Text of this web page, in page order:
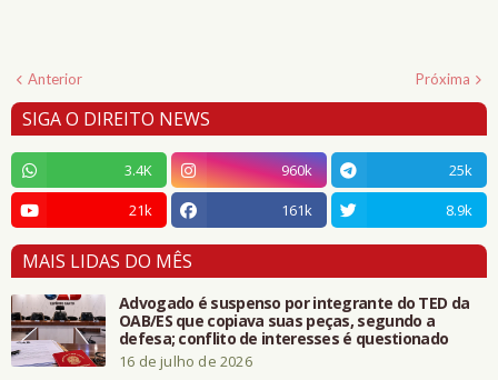
Anterior Próxima
SIGA O DIREITO NEWS
3.4K 960k
25k
21k
161k 8.9k
MAIS LIDAS DO MÊS
Advogado é suspenso por integrante do TED da
OAB/ES que copiava suas peças, segundo a
defesa; conflito de interesses é questionado
16 de julho de 2026